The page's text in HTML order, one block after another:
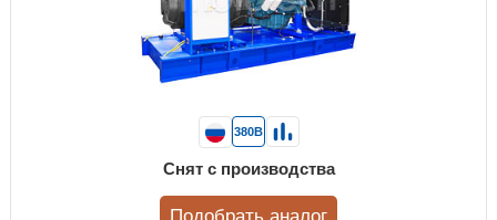
380В
Снят с производства